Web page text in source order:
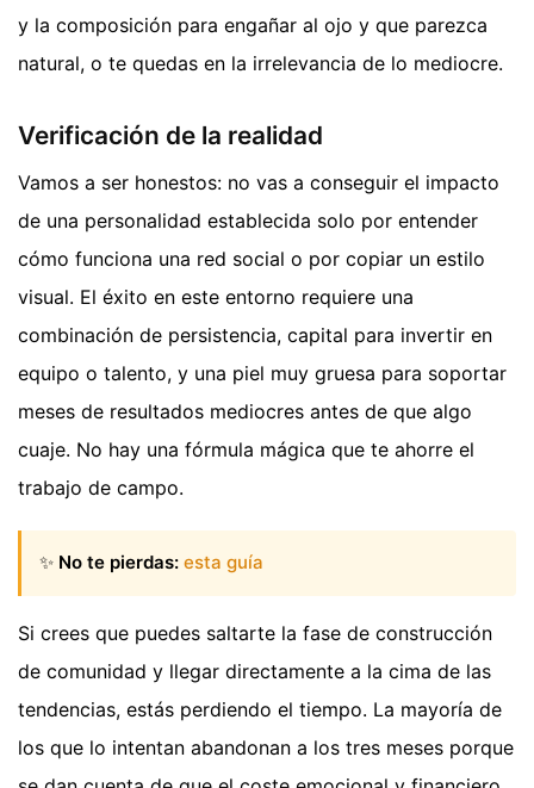
y la composición para engañar al ojo y que parezca
natural, o te quedas en la irrelevancia de lo mediocre.
Verificación de la realidad
Vamos a ser honestos: no vas a conseguir el impacto
de una personalidad establecida solo por entender
cómo funciona una red social o por copiar un estilo
visual. El éxito en este entorno requiere una
combinación de persistencia, capital para invertir en
equipo o talento, y una piel muy gruesa para soportar
meses de resultados mediocres antes de que algo
cuaje. No hay una fórmula mágica que te ahorre el
trabajo de campo.
✨ No te pierdas: esta guía
Si crees que puedes saltarte la fase de construcción
de comunidad y llegar directamente a la cima de las
tendencias, estás perdiendo el tiempo. La mayoría de
los que lo intentan abandonan a los tres meses porque